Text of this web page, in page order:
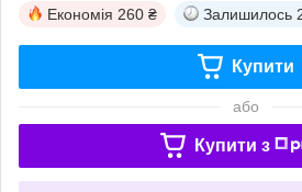
Економія 260 ₴ Залишилось
Купити
або
Купити з